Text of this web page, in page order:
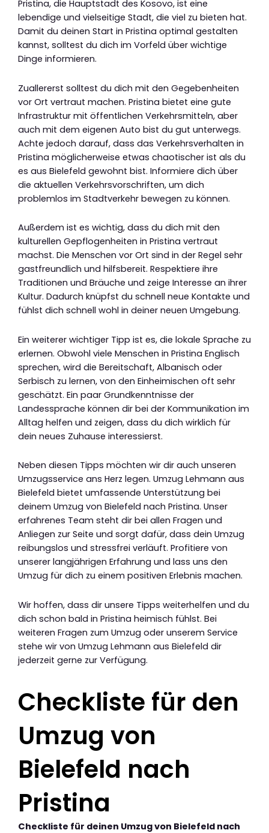
Pristina, die Hauptstadt des Kosovo, ist eine
lebendige und vielseitige Stadt, die viel zu bieten hat.
Damit du deinen Start in Pristina optimal gestalten
kannst, solltest du dich im Vorfeld über wichtige
Dinge informieren.
Zuallererst solltest du dich mit den Gegebenheiten
vor Ort vertraut machen. Pristina bietet eine gute
Infrastruktur mit öffentlichen Verkehrsmitteln, aber
auch mit dem eigenen Auto bist du gut unterwegs.
Achte jedoch darauf, dass das Verkehrsverhalten in
Pristina möglicherweise etwas chaotischer ist als du
es aus Bielefeld gewohnt bist. Informiere dich über
die aktuellen Verkehrsvorschriften, um dich
problemlos im Stadtverkehr bewegen zu können.
Außerdem ist es wichtig, dass du dich mit den
kulturellen Gepflogenheiten in Pristina vertraut
machst. Die Menschen vor Ort sind in der Regel sehr
gastfreundlich und hilfsbereit. Respektiere ihre
Traditionen und Bräuche und zeige Interesse an ihrer
Kultur. Dadurch knüpfst du schnell neue Kontakte und
fühlst dich schnell wohl in deiner neuen Umgebung.
Ein weiterer wichtiger Tipp ist es, die lokale Sprache zu
erlernen. Obwohl viele Menschen in Pristina Englisch
sprechen, wird die Bereitschaft, Albanisch oder
Serbisch zu lernen, von den Einheimischen oft sehr
geschätzt. Ein paar Grundkenntnisse der
Landessprache können dir bei der Kommunikation im
Alltag helfen und zeigen, dass du dich wirklich für
dein neues Zuhause interessierst.
Neben diesen Tipps möchten wir dir auch unseren
Umzugsservice ans Herz legen. Umzug Lehmann aus
Bielefeld bietet umfassende Unterstützung bei
deinem Umzug von Bielefeld nach Pristina. Unser
erfahrenes Team steht dir bei allen Fragen und
Anliegen zur Seite und sorgt dafür, dass dein Umzug
reibungslos und stressfrei verläuft. Profitiere von
unserer langjährigen Erfahrung und lass uns den
Umzug für dich zu einem positiven Erlebnis machen.
Wir hoffen, dass dir unsere Tipps weiterhelfen und du
dich schon bald in Pristina heimisch fühlst. Bei
weiteren Fragen zum Umzug oder unserem Service
stehe wir von Umzug Lehmann aus Bielefeld dir
jederzeit gerne zur Verfügung.
Checkliste für den
Umzug von
Bielefeld nach
Pristina
Checkliste für deinen Umzug von Bielefeld nach